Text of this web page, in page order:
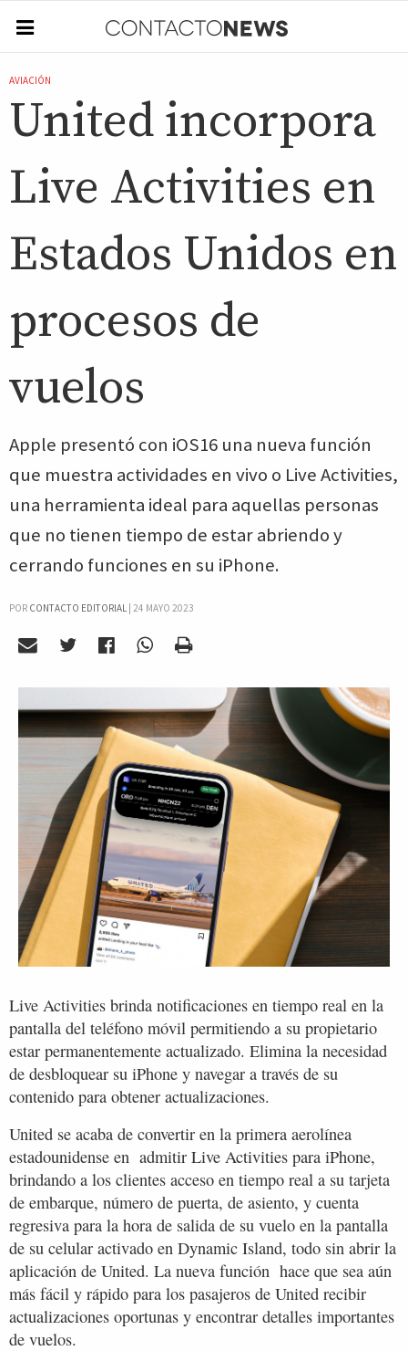
AVIACIÓN
United incorpora
Live Activities en
Estados Unidos en
procesos de
vuelos
Apple presentó con iOS16 una nueva función
que muestra actividades en vivo o Live Activities,
una herramienta ideal para aquellas personas
que no tienen tiempo de estar abriendo y
cerrando funciones en su iPhone.
POR CONTACTO EDITORIAL| 24 MAYO 2023
Live Activities brinda notificaciones en tiempo real en la
pantalla del teléfono móvil permitiendo a su propietario
estar permanentemente actualizado. Elimina la necesidad
de desbloquear su iPhone y navegar a través de su
contenido para obtener actualizaciones.
United se acaba de convertir en la primera aerolínea
estadounidense en admitir Live Activities para iPhone,
brindando a los clientes acceso en tiempo real a su tarjeta
de embarque, número de puerta, de asiento, y cuenta
regresiva para la hora de salida de su vuelo en la pantalla
de su celular activado en Dynamic Island, todo sin abrir la
aplicación de United. La nueva función hace que sea aún
más fácil y rápido para los pasajeros de United recibir
actualizaciones oportunas y encontrar detalles importantes
de vuelos.